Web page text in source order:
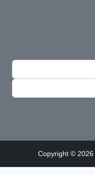
Copyright © 2026